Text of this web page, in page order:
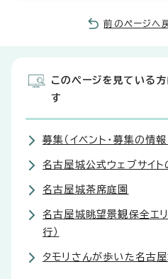
前のページへ
このページを見ている
す
募集（イベント・募集の情報
名古屋城公式ウェブサイト
名古屋城茶席庭園
名古屋城眺望景観保全エ
行）
タモリさんが歩いた名古